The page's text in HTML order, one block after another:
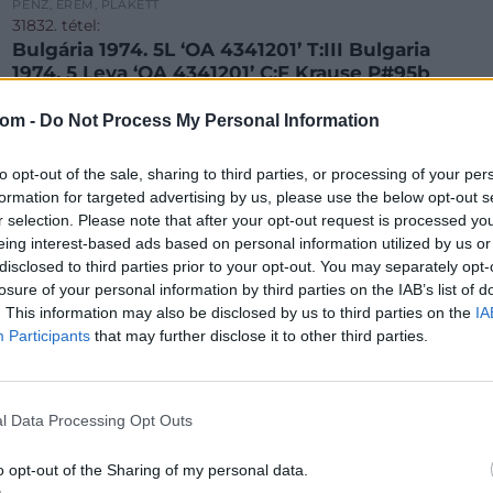
- Do Not Process My Personal Information
opt-out of the sale, sharing to third parties, or processing of your
for targeted advertising by us, please use the below opt-out
selection. Please note that after your opt-out request is processed
interest-based ads based on personal information utilized by us
to third parties prior to your opt-out. You may separately
of your personal information by third parties on the IAB’s list of
This information may also be disclosed by us to third parties on the
Participants that may further disclose it to other third parties.
Data Processing Opt Outs
opt-out of the Sharing of my personal data.
Kulfoldi-
PÉNZ, ÉREM, PLAKETT
31832. tétel:
Bulgária 1974. 5L ‘OA 4341201’ T:III Bulgaria
1974. 5 Leva ‘OA 4341201’ C:F Krause P#95b
4341201' C:F Krause P#95b<a
href="https://www.darabanth.com/hu/gyorsarveres/425/
bankjegyek~1500014/Bulgaria-1974-5L-OA-4341201-TIII--
Bulgaria-1974-5-Lev
Kikiáltási ár:800Ft
Aukció:425. Gyorsárverés
Aukció időpontja: 2022-09-08 19:00